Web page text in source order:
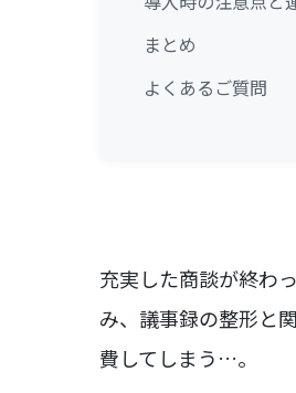
まとめ
よくあるご質問
充実した商談が終わ
み、議事録の整形と
費してしまう…。